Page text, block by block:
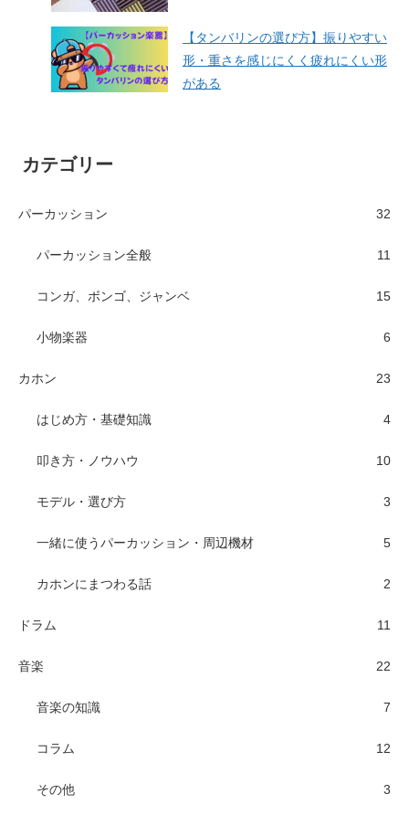
【タンバリンの選び方】振りやすい
形・重さを感じにくく疲れにくい形
がある
カテゴリー
パーカッション 32
パーカッション全般 11
コンガ、ボンゴ、ジャンベ 15
小物楽器 6
カホン 23
はじめ方・基礎知識 4
叩き方・ノウハウ 10
モデル・選び方 3
一緒に使うパーカッション・周辺機材 5
カホンにまつわる話 2
ドラム 11
音楽 22
音楽の知識 7
コラム 12
その他 3